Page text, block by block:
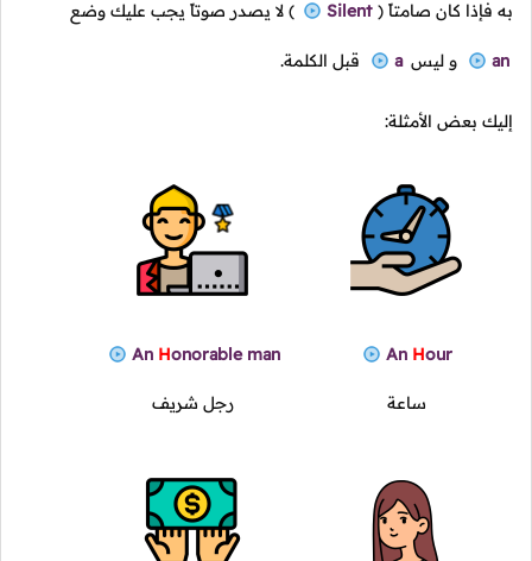
به فإذا كان صامتاً (
Silent
) لا يصدر صوتاً يجب عليك وضع
an و ليس a قبل الكلمة.
إليك بعض الأمثلة:
An Hour
ساعة
An Honorable man
رجل شريف